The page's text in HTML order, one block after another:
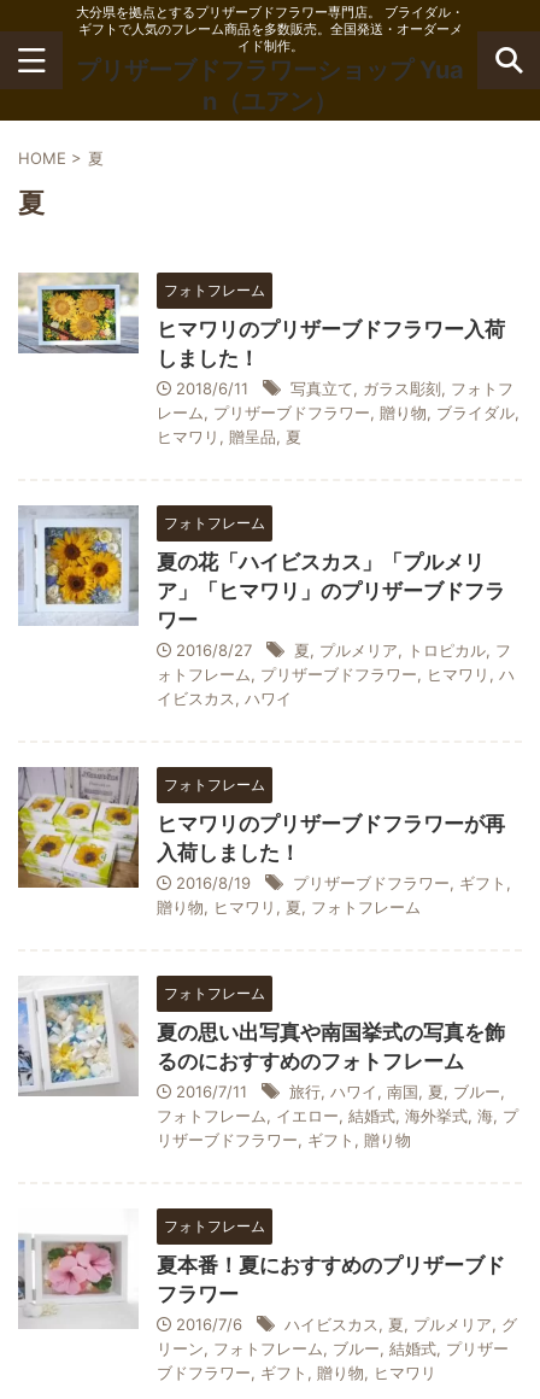
大分県を拠点とするプリザーブドフラワー専門店。 ブライダル・
ギフトで人気のフレーム商品を多数販売。全国発送・オーダーメ
イド制作。
プリザーブドフラワーショップ Yua
n（ユアン）
HOME > 夏
夏
フォトフレーム
ヒマワリのプリザーブドフラワー入荷
しました！
2018/6/11 写真立て, ガラス彫刻, フォトフ
レーム, プリザーブドフラワー, 贈り物, ブライダル,
ヒマワリ , 贈呈品, 夏
フォトフレーム
夏の花「ハイビスカス」「プルメリ
ア」「ヒマワリ」のプリザーブドフラ
ワー
2016/8/27 夏, プルメリア, トロピカル, フ
ォトフレーム, プリザーブドフラワー, ヒマワリ , ハ
イビスカス, ハワイ
フォトフレーム
ヒマワリのプリザーブドフラワーが再
入荷しました！
2016/8/19 プリザーブドフラワー, ギフト ,
贈り物, ヒマワリ , 夏, フォトフレーム
フォトフレーム
夏の思い出写真や南国挙式の写真を飾
るのにおすすめのフォトフレーム
2016/7/11 旅行, ハワイ, 南国, 夏, ブルー,
フォトフレーム, イエロー, 結婚式, 海外挙式, 海, プ
リザーブドフラワー, ギフト , 贈り物
フォトフレーム
夏本番！夏におすすめのプリザーブド
フラワー
2016/7/6 ハイビスカス, 夏, プルメリア, グ
リーン, フォトフレーム, ブルー, 結婚式, プリザー
ブドフラワー, ギフト , 贈り物, ヒマワリ